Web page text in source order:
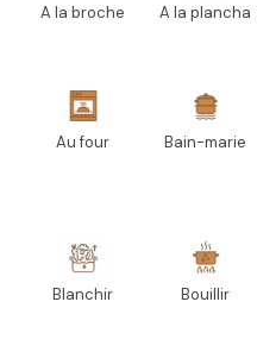
A la broche A la plancha
Au four Bain-marie
Blanchir Bouillir